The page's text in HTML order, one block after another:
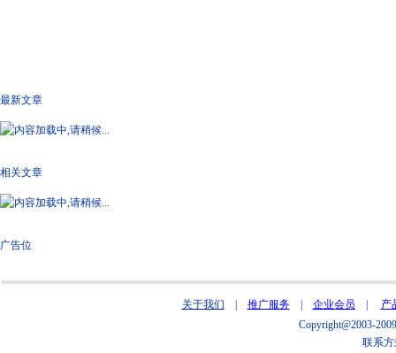
最新文章
相关文章
广告位
关于我们 推广服务| 企业会员
产
Copyright@2003-
联系方